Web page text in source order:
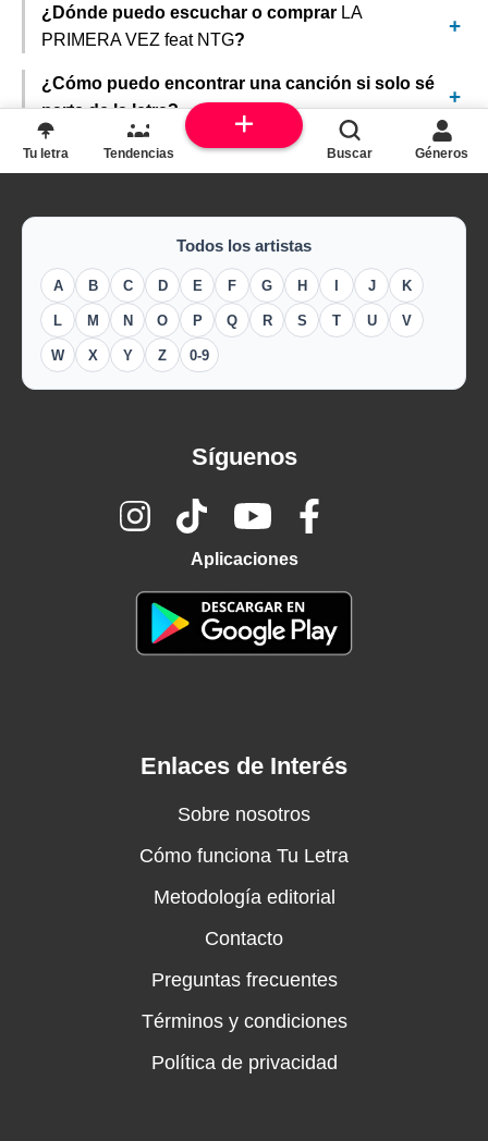
¿Dónde puedo escuchar o comprar LA
PRIMERA VEZ feat NTG?
¿Cómo puedo encontrar una canción si solo sé
parte de la letra?
Todos los artistas
A B C D E F G H J K
L M N O P Q R S T U V
W X Y Z 0-9
Síguenos
Aplicaciones
Enlaces de Interés
Sobre nosotros
Cómo funciona Tu Letra
Metodología editorial
Contacto
Preguntas frecuentes
Términos y condiciones
Política de privacidad
Tu letra Tendencias Buscar Géneros